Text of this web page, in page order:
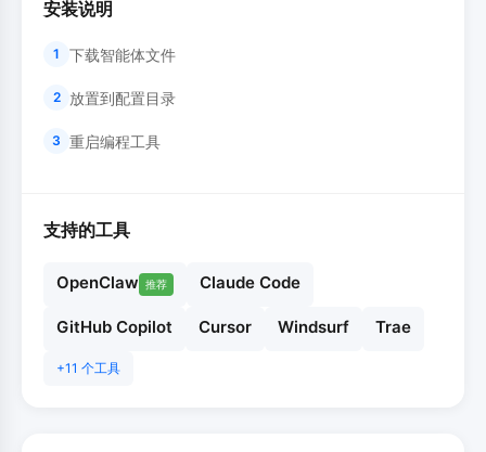
安装说明
1 下载智能体文件
2 放置到配置目录
3 重启编程工具
支持的工具
OpenClaw 推荐 Claude Code
GitHub Copilot Cursor Windsurf Trae
+11 个工具